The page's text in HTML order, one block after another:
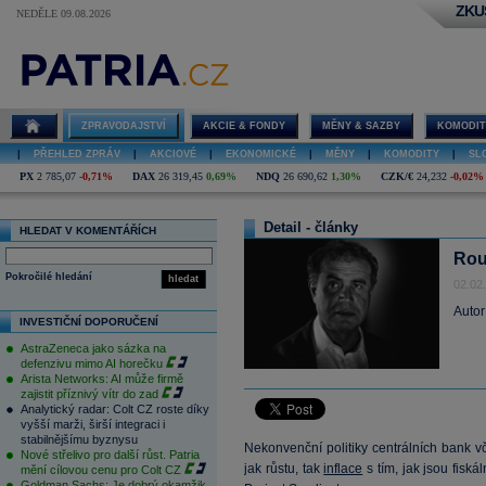
NEDĚLE 09.08.2026
ZPRAVODAJSTVÍ AKCIE & FONDY MĚNY & SAZBY
PŘEHLED ZPRÁV AKCIOVÉ EKONOMICKÉ MĚNY KOMODITY
PX 2 785,07 -0,71% DAX 26 319,45 0,69% NDQ 26 690,62 1,30% CZK/€ 24,232 -0,02%
HLEDAT V KOMENTÁŘÍCH
hledat
Pokročilé hledání
INVESTIČNÍ DOPORUČENÍ
AstraZeneca jako sázka na
defenzivu mimo AI horečku
Arista Networks: AI může firmě
zajistit příznivý vítr do zad
Analytický radar: Colt CZ roste díky
vyšší marži, širší integraci i
stabilnějšímu byznysu
Nové střelivo pro další růst. Patria
mění cílovou cenu pro Colt CZ
Detail - články
Nekonvenční politiky centrálních bank
jak růstu, takinflace s tím, jak jsou